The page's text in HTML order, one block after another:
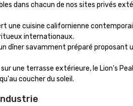
dans chacun de nos sites privés
une cuisine californienne
internationaux.
dîner savamment préparé
une terrasse extérieure, le Lion's
coucher du soleil.